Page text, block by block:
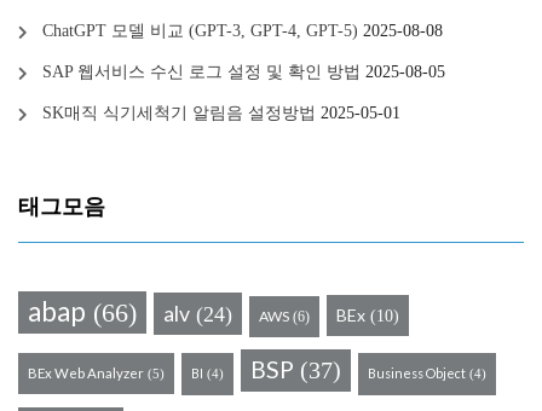
ChatGPT 모델 비교 (GPT-3, GPT-4, GPT-5) 2025-08-08
SAP 웹서비스 수신 로그 설정 및 확인 방법 2025-08-05
SK매직 식기세척기 알림음 설정방법 2025-05-01
태그모음
abap (66) alv (24) AWS (6) BEx (10)
BEx Web Analyzer (5) BI (4) BSP (37) Business Object (4)